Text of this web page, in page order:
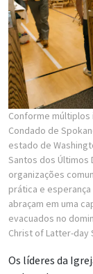
Conforme
Condado de
estado de
Santos dos Últimos
organizações
prática e
abraçam em uma
evacuados no
Christ of Latter-day
Os líderes da